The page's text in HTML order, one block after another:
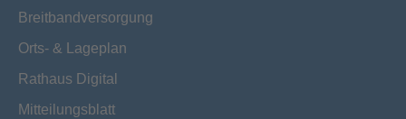
Breitbandversorgung
Orts- & Lageplan
Rathaus Digital
Mitteilungsblatt